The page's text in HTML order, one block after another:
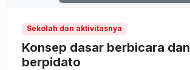
Sekolah dan aktivitasnya
Konsep dasar berbicara dan
berpidato